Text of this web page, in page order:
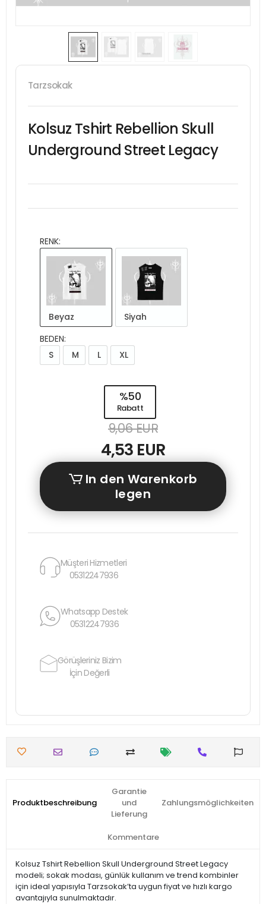
Tarzsokak
Kolsuz Tshirt Rebellion Skull
Underground Street Legacy
RENK:
Beyaz
Siyah
BEDEN:
S
M L XL
%50
Rabatt
9,06 EUR
4,53 EUR
In den Warenkorb
legen
Müşteri Hizmetleri
05312247936
Whatsapp Destek
05312247936
Görüşleriniz Bizim
İçin Değerli
Produktbeschreibung
Garantie
und
Lieferung
Zahlungsmöglichkeiten
Kommentare
Kolsuz Tshirt Rebellion Skull Underground Street Legacy
modeli; sokak modası, günlük kullanım ve trend kombinler
için ideal yapısıyla Tarzsokak’ta uygun fiyat ve hızlı kargo
avantajıyla sunulmaktadır.